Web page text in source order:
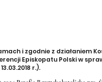
i zgodnie z działaniem
Episkopatu Polski w
r.).